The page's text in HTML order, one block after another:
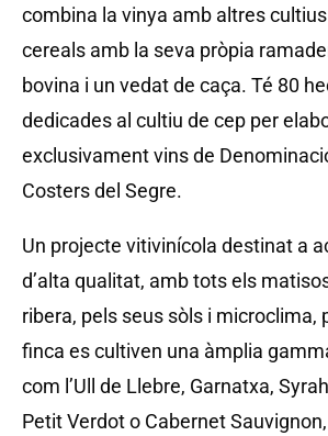
combina la vinya amb altres
cereals amb la seva pròpia
bovina i un vedat de caça. Té 80
dedicades al cultiu de cep per
exclusivament vins de
Costers del Segre.
Un projecte vitivinícola destinat a
d’alta qualitat, amb tots els
ribera, pels seus sòls i microclima,
finca es cultiven una àmplia
com l’Ull de Llebre, Garnatxa,
Petit Verdot o Cabernet